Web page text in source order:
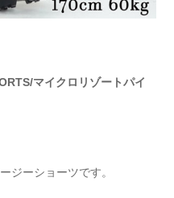
マイクロリゾートパイ
ジーショーツです。